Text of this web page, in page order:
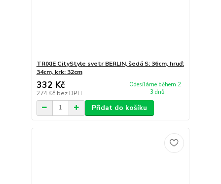
TRIXIE CityStyle svetr BERLIN, šedá S: 36cm, hruď:
34cm, krk: 32cm
332 Kč
274 Kč bez DPH
Odesíláme během 2
- 3 dnů
Přidat do košíku